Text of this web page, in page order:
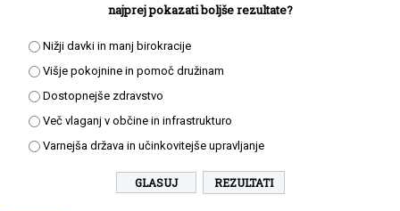
najprej pokazati boljše rezultate?
Nižji davki in manj birokracije
Višje pokojnine in pomoč družinam
Dostopnejše zdravstvo
Več vlaganj v občine in infrastrukturo
Varnejša država in učinkovitejše upravljanje
REZULTATI